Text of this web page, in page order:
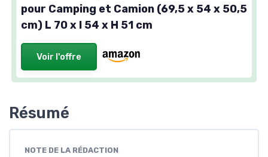
pour Camping et Camion (69,5 x 54 x 50,5
cm) L 70 x l 54 x H 51 cm
Voir l'offre
Résumé
NOTE DE LA RÉDACTION